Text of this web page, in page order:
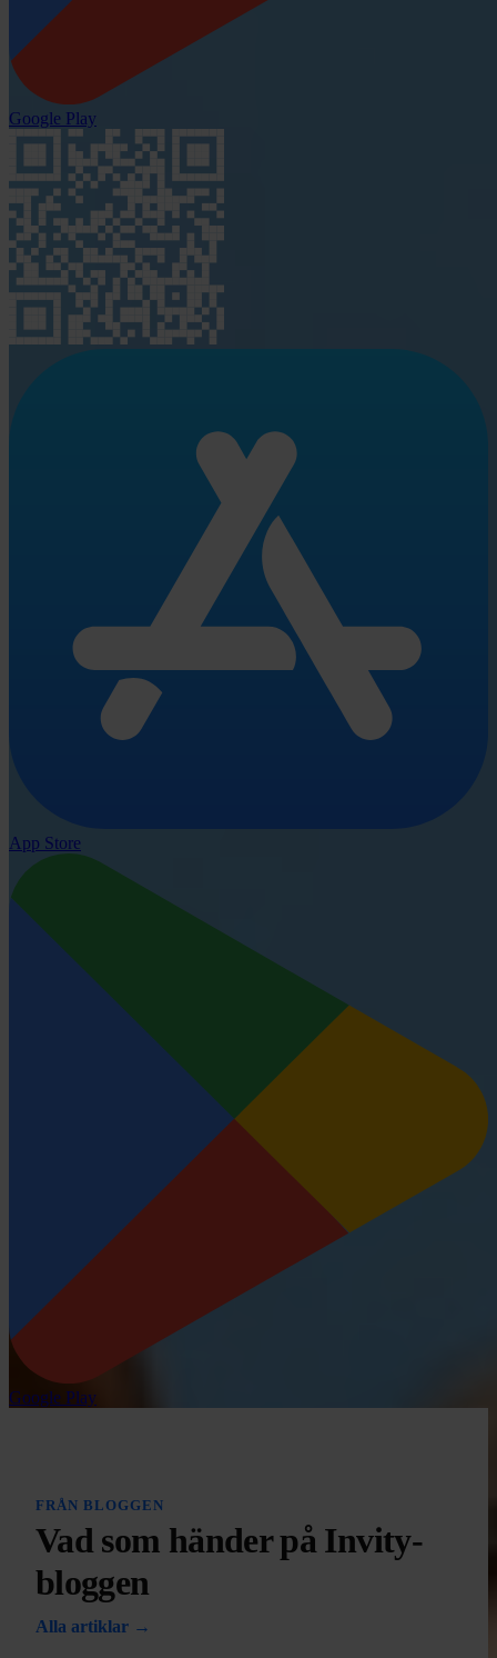
Google Play
App Store
Google Play
FRÅN BLOGGEN
Vad som händer på Invity-
bloggen
Alla artiklar →